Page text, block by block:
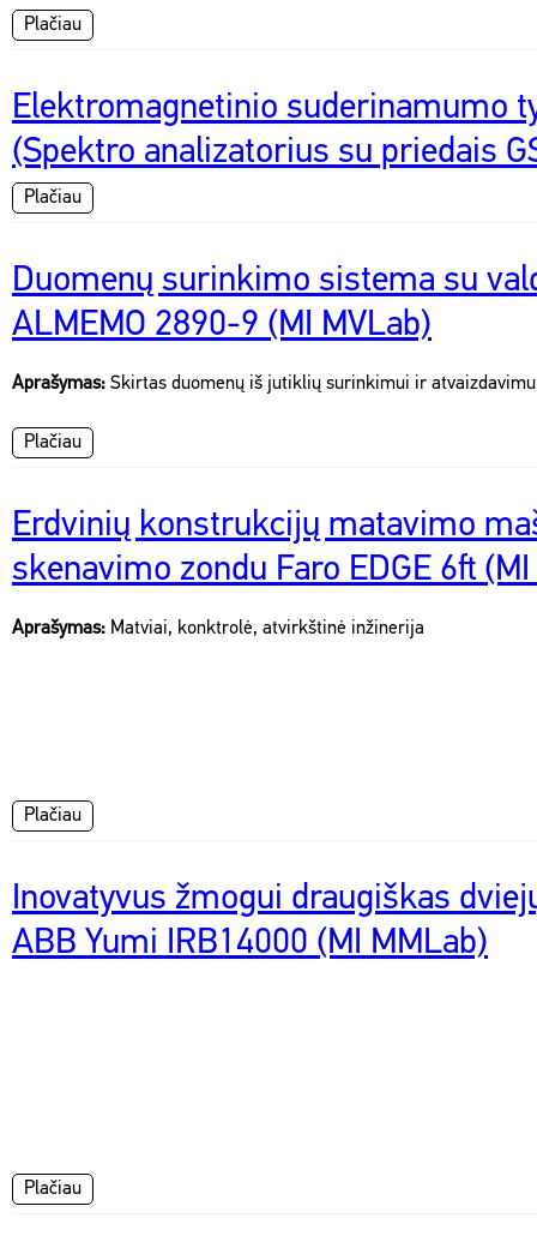
Plačiau
Elektromagnetinio suderinamumo
(Spektro analizatorius su priedais
Plačiau
Duomenų surinkimo sistema su
ALMEMO 2890-9 (MI MVLab)
Aprašymas: Skirtas duomenų iš jutiklių surinkimui ir
Plačiau
Erdvinių konstrukcijų matavimo
skenavimo zondu Faro EDGE 6ft
Aprašymas: Matviai, konktrolė, atvirkštinė inžinerija
Plačiau
Inovatyvus žmogui draugiškas
ABB Yumi IRB14000 (MI MMLab)
Plačiau